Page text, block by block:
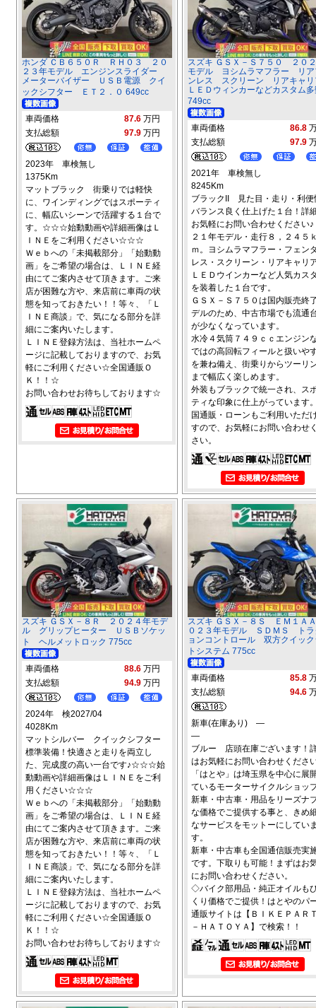
ホンダ ＣＢ６５０Ｒ ＲＨ０３ ２０
２３年モデル エンジンスライダー
メーターバイザー ＵＳＢ電源 クイ
ックシフター ＥＴ２．０ 649cc
車両価格 87.6 万円
支払総額
97.9 万円
2023年 車検無し
1375Km
マットブラック 街乗りでは軽快
に、ワインディングではスポーティ
に、幅広いシーンで活躍する１台で
す。☆☆☆始動動画や詳細画像はＬ
ＩＮＥをご利用ください☆☆☆
Ｗｅｂへの「未掲載部分」「始動動
画」をご希望の場合は、ＬＩＮＥ経
由にてご案内させて頂きます。ご来
店が困難な方や、来店前に車両の状
態を知っておきたい！！等々、「Ｌ
ＩＮＥ商談」で、気になる部分を詳
細にご案内いたします。
ＬＩＮＥ登録方法は、当社ホームペ
ージに記載しておりますので、お気
軽にご利用ください☆全国通販Ｏ
Ｋ！！☆
お問い合わせお待ちしております☆
スズキ ＧＳＸ－Ｓ７５０ ２０
モデル ヨシムラマフラー リア
ンレス スクリーン リアキャ
ＬＥＤウィンカーなどカスタム
749cc
車両価格 86.8
支払総額
97.9
2021年 車検無し
8245Km
ブラックII 見た目・走り・利便
バランス良く仕上げた１台！詳
お気軽にお問い合わせください♪
２１年モデル・走行８，２４５
ｍ。ヨシムラマフラー・フェン
レス・スクリーン・リアキャリ
ＬＥＤウインカーなど人気カス
を装着した１台です。
ＧＳＸ－Ｓ７５０は国内販売終
デルのため、中古市場でも流通
が少なくなっています。
水冷４気筒７４９ｃｃエンジン
ではの高回転フィールと扱いや
を兼ね備え、街乗りからツーリ
まで幅広く楽しめます。
外装もブラックで統一され、ス
ティな印象に仕上がっています
国通販・ローンもご利用いただ
すので、お気軽にお問い合わせ
さい。
スズキ ＧＳＸ－８Ｒ ２０２４年モデ
ル グリップヒーター ＵＳＢソケッ
ト ヘルメットロック 775cc
車両価格 88.6 万円
支払総額
94.9 万円
2024年 検2027/04
4028Km
マットシルバー クイックシフター
標準装備！快適さと走りを両立し
た、完成度の高い一台です♪☆☆☆始
動動画や詳細画像はＬＩＮＥをご利
用ください☆☆☆
Ｗｅｂへの「未掲載部分」「始動動
画」をご希望の場合は、ＬＩＮＥ経
由にてご案内させて頂きます。ご来
店が困難な方や、来店前に車両の状
態を知っておきたい！！等々、「Ｌ
ＩＮＥ商談」で、気になる部分を詳
細にご案内いたします。
ＬＩＮＥ登録方法は、当社ホームペ
ージに記載しておりますので、お気
軽にご利用ください☆全国通販Ｏ
Ｋ！！☆
お問い合わせお待ちしております☆
スズキ ＧＳＸ－８Ｓ ＥＭ１Ａ
０２３年モデル ＳＤＭＳ トラ
ョンコントロール 双方クイック
トシステム 775cc
車両価格 85.8
支払総額
94.6
新車(在庫あり) ―
―
ブルー 店頭在庫ございます！
はお気軽にお問い合わせくださ
「はとや」は埼玉県を中心に展
ているモーターサイクルショッ
新車・中古車・用品をリーズナ
な価格でご提供する事と、きめ
なサービスをモットーにしてい
す。
新車・中古車も全国通信販売実
です。下取りも可能！まずはお
にお問い合わせください。
◇バイク部用品・純正オイルも
くり価格でご提供！はとやのパ
通販サイトは【ＢＩＫＥＰＡＲ
－ＨＡＴＯＹＡ】で検索！！